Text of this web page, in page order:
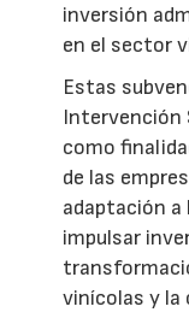
inversión
en el sector
Estas
Intervención
como
de las
adaptación a
impulsar
vinícolas y la